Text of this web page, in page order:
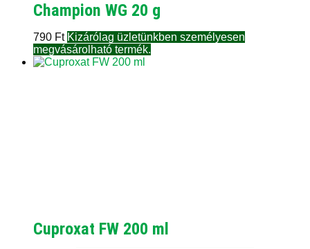
Champion WG 20 g
790 Ft Kizárólag üzletünkben személyesen
megvásárolható termék.
Cuproxat FW 200 ml